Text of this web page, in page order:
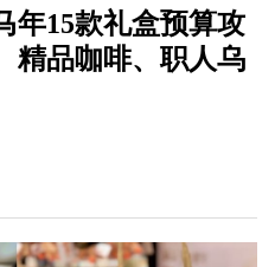
年15款礼盒预算攻
精品咖啡、职人乌